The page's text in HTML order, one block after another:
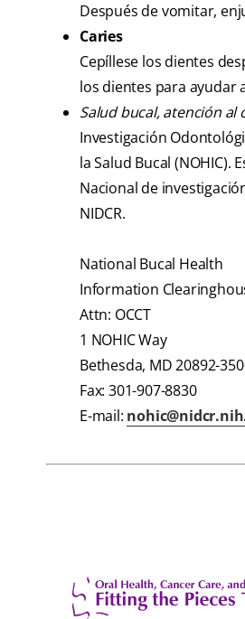
Después de vomitar,
Caries
Cepíllese los dientes
los dientes para ayudar
Salud bucal, atención al
Investigación
la Salud Bucal
Nacional de
NIDCR.
National Bucal Health
Information
Attn: OCCT
1 NOHIC Way
Bethesda, MD 20892-
Fax: 301-907-8830
E-mail: